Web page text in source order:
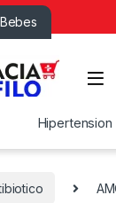
Bebes
Hipertension